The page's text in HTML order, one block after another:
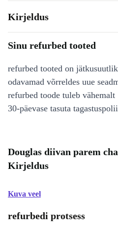
Kirjeldus
Sinu refurbed tooted
refurbed tooted on
odavamad võrreldes uue
refurbed toode tuleb
30-päevase tasuta
Douglas diivan parem
Kirjeldus
Kuva veel
refurbedi protsess